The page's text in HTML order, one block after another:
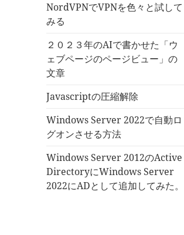
NordVPNでVPNを色々と試して
みる
２０２３年のAIで書かせた「ウ
ェブページのページビュー」の
文章
Javascriptの圧縮解除
Windows Server 2022で自動ロ
グオンさせる方法
Windows Server 2012のActive
DirectoryにWindows Server
2022にADとして追加してみた。